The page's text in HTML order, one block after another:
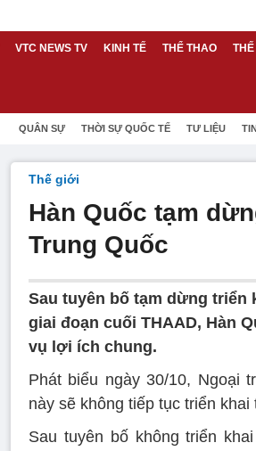
VTC NEWS TV KINH TẾ THỂ THAO THẾ
QUÂN SỰ THỜI SỰ QUỐC TẾ TƯ LIỆU
Thế giới
Hàn Quốc tạm
Trung Quốc
Sau tuyên bố tạm dừng triển
giai đoạn cuối THAAD, Hàn
vụ lợi ích chung.
Phát biểu ngày 30/10, Ngoại
này sẽ không tiếp tục triển khai
Sau tuyên bố không triển